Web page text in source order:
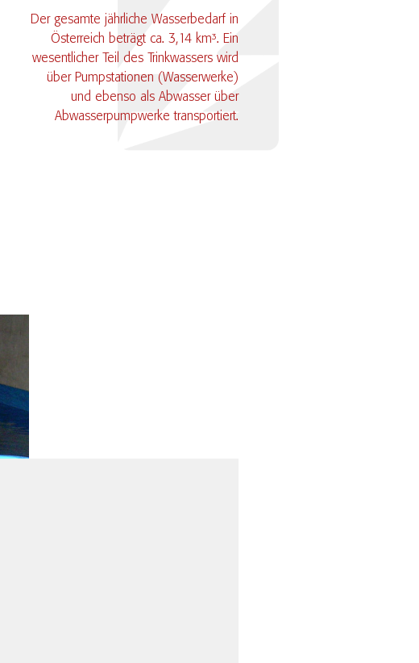
Der gesamte jährliche Wasserbedarf in
Österreich beträgt ca. 3,14 km³. Ein
wesentlicher Teil des Trinkwassers wird
über Pumpstationen (Wasserwerke)
und ebenso als Abwasser über
Abwasserpumpwerke transportiert.